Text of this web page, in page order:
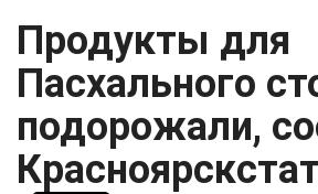
Продукты для
Пасхального
подорожали,
Красноярскстат